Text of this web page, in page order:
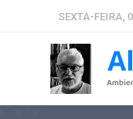
SEXTA-FEIRA,